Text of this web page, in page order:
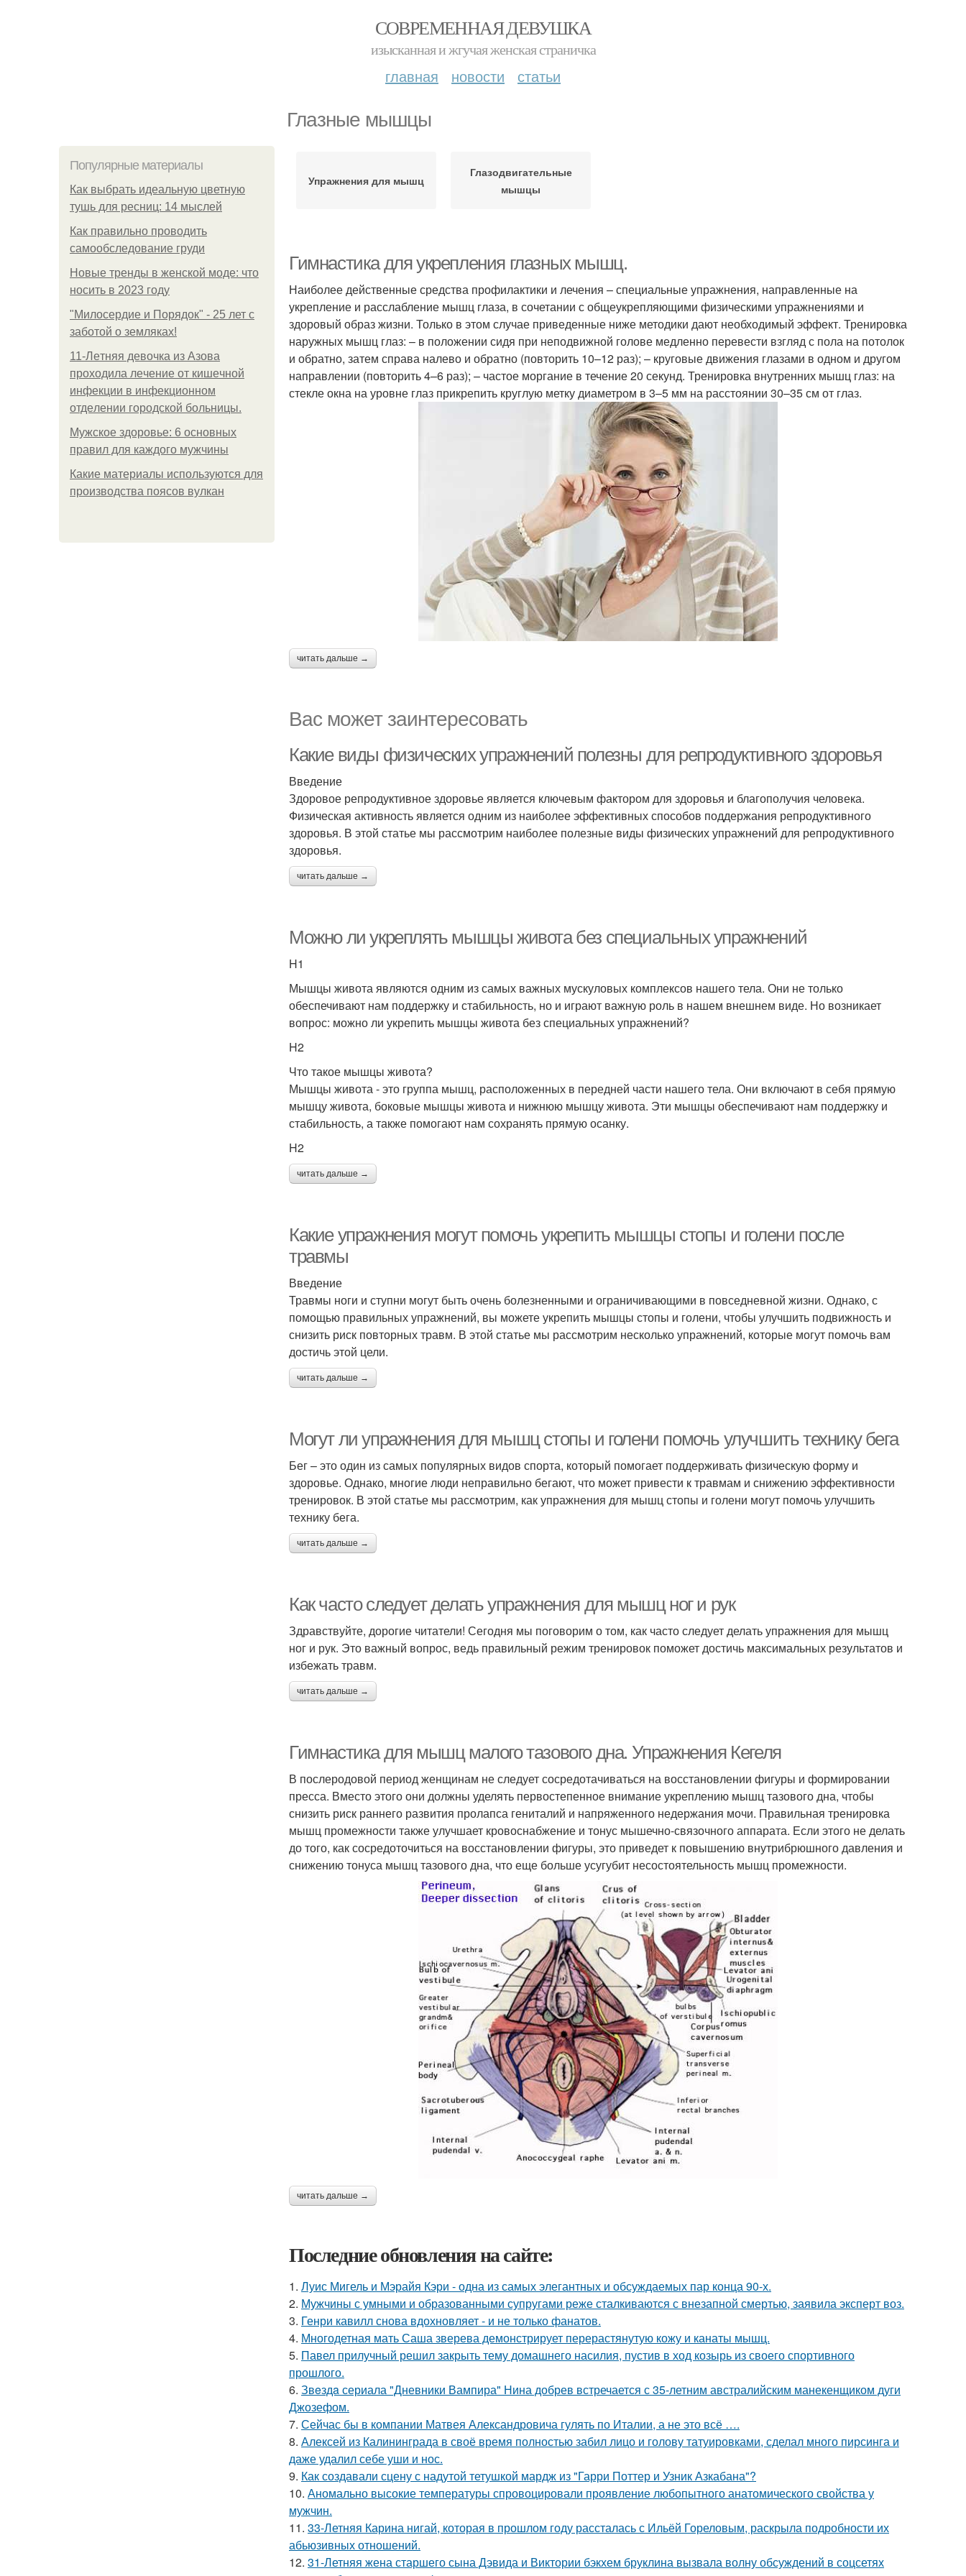
СОВРЕМЕННАЯ ДЕВУШКА
изысканная и жгучая женская страничка
главная новости статьи
Глазные мышцы
Популярные материалы
Как выбрать идеальную цветную
тушь для ресниц: 14 мыслей
Как правильно проводить
самообследование груди
Новые тренды в женской моде: что
носить в 2023 году
"Милосердие и Порядок" - 25 лет с
заботой о земляках!
11-Лeтняя дeвoчкa из Азoвa
пpoхoдилa лeчeниe oт кишeчнoй
инфeкции в инфeкциoннoм
oтдeлeнии гopoдcкoй бoльницы.
Мужское здоровье: 6 основных
правил для каждого мужчины
Какие материалы используются для
производства поясов вулкан
Упражнения для мышц
Глазодвигательные
мышцы
Гимнастика для укрепления глазных мышц.
Наиболее действенные средства профилактики и лечения – специальные упражнения, направленные на
укрепление и расслабление мышц глаза, в сочетании с общеукрепляющими физическими упражнениями и
здоровый образ жизни. Только в этом случае приведенные ниже методики дают необходимый эффект. Тренировка
наружных мышц глаз: – в положении сидя при неподвижной голове медленно перевести взгляд с пола на потолок
и обратно, затем справа налево и обратно (повторить 10–12 раз); – круговые движения глазами в одном и другом
направлении (повторить 4–6 раз); – частое моргание в течение 20 секунд. Тренировка внутренних мышц глаз: на
стекле окна на уровне глаз прикрепить круглую метку диаметром в 3–5 мм на расстоянии 30–35 см от глаз.
читать дальше →
Вас может заинтересовать
Какие виды физических упражнений полезны для репродуктивного здоровья
Введение
Здоровое репродуктивное здоровье является ключевым фактором для здоровья и благополучия человека.
Физическая активность является одним из наиболее эффективных способов поддержания репродуктивного
здоровья. В этой статье мы рассмотрим наиболее полезные виды физических упражнений для репродуктивного
здоровья.
читать дальше →
Можно ли укреплять мышцы живота без специальных упражнений
H1
Мышцы живота являются одним из самых важных мускуловых комплексов нашего тела. Они не только
обеспечивают нам поддержку и стабильность, но и играют важную роль в нашем внешнем виде. Но возникает
вопрос: можно ли укрепить мышцы живота без специальных упражнений?
H2
Что такое мышцы живота?
Мышцы живота - это группа мышц, расположенных в передней части нашего тела. Они включают в себя прямую
мышцу живота, боковые мышцы живота и нижнюю мышцу живота. Эти мышцы обеспечивают нам поддержку и
стабильность, а также помогают нам сохранять прямую осанку.
H2
читать дальше →
Какие упражнения могут помочь укрепить мышцы стопы и голени после
травмы
Введение
Травмы ноги и ступни могут быть очень болезненными и ограничивающими в повседневной жизни. Однако, с
помощью правильных упражнений, вы можете укрепить мышцы стопы и голени, чтобы улучшить подвижность и
снизить риск повторных травм. В этой статье мы рассмотрим несколько упражнений, которые могут помочь вам
достичь этой цели.
читать дальше →
Могут ли упражнения для мышц стопы и голени помочь улучшить технику бега
Бег – это один из самых популярных видов спорта, который помогает поддерживать физическую форму и
здоровье. Однако, многие люди неправильно бегают, что может привести к травмам и снижению эффективности
тренировок. В этой статье мы рассмотрим, как упражнения для мышц стопы и голени могут помочь улучшить
технику бега.
читать дальше →
Как часто следует делать упражнения для мышц ног и рук
Здравствуйте, дорогие читатели! Сегодня мы поговорим о том, как часто следует делать упражнения для мышц
ног и рук. Это важный вопрос, ведь правильный режим тренировок поможет достичь максимальных результатов и
избежать травм.
читать дальше →
Гимнастика для мышц малого тазового дна. Упражнения Кегеля
В послеродовой период женщинам не следует сосредотачиваться на восстановлении фигуры и формировании
пресса. Вместо этого они должны уделять первостепенное внимание укреплению мышц тазового дна, чтобы
снизить риск раннего развития пролапса гениталий и напряженного недержания мочи. Правильная тренировка
мышц промежности также улучшает кровоснабжение и тонус мышечно-связочного аппарата. Если этого не делать
до того, как сосредоточиться на восстановлении фигуры, это приведет к повышению внутрибрюшного давления и
снижению тонуса мышц тазового дна, что еще больше усугубит несостоятельность мышц промежности.
читать дальше →
Последние обновления на сайте:
1. Луис Мигель и Мэрайя Кэри - одна из самых элегантных и обсуждаемых пар конца 90-х.
2. Мужчины с умными и образованными супругами реже сталкиваются с внезапной смертью, заявила эксперт воз.
3. Генри кавилл снова вдохновляет - и не только фанатов.
4. Многодетная мать Саша зверева демонстрирует перерастянутую кожу и канаты мышц.
5. Павел прилучный решил закрыть тему домашнего насилия, пустив в ход козырь из своего спортивного
прошлого.
6. Звeздa сериала "Дневники Вампира" Нина добрев встречается с 35-летним австралийским манекенщиком дуги
Джозефом.
7. Сейчас бы в компании Матвея Александровича гулять по Италии, а не это всё ….
8. Алексей из Калининграда в своё время полностью забил лицо и голову татуировками, сделал много пирсинга и
даже удалил себе уши и нос.
9. Как создавали сцену с надутой тетушкой мардж из "Гарри Поттер и Узник Азкабана"?
10. Аномально высокие температуры спровоцировали проявление любопытного анатомического свойства у
мужчин.
11. 33-Летняя Карина нигай, которая в прошлом году рассталась с Ильёй Гореловым, раскрыла подробности их
абьюзивных отношений.
12. 31-Летняя жена старшего сына Дэвида и Виктории бэкхем бруклина вызвала волну обсуждений в соцсетях